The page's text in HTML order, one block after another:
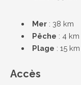
Mer : 38 km
Pêche : 4 km
Plage : 15 km
Accès